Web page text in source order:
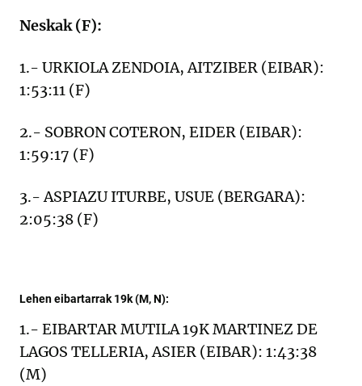
Neskak (F):
1.- URKIOLA ZENDOIA, AITZIBER (EIBAR):
1:53:11 (F)
2.- SOBRON COTERON, EIDER (EIBAR):
1:59:17 (F)
3.- ASPIAZU ITURBE, USUE (BERGARA):
2:05:38 (F)
Lehen eibartarrak 19k (M, N):
1.- EIBARTAR MUTILA 19K MARTINEZ DE
LAGOS TELLERIA, ASIER (EIBAR): 1:43:38
(M)